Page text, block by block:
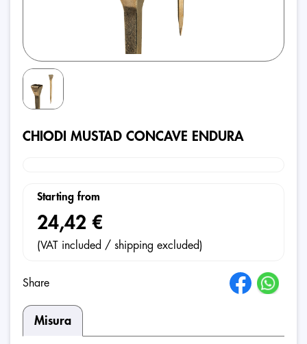
CHIODI MUSTAD CONCAVE ENDURA
Starting from
24,42 €
(VAT included / shipping excluded)
Share
Misura